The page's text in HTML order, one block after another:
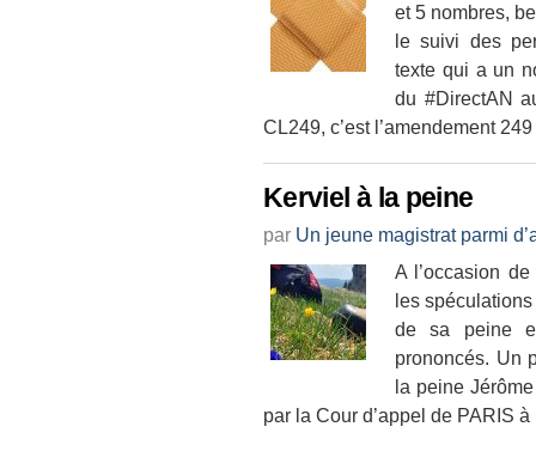
et 5 nombres,
le suivi des
texte qui a un
du #DirectAN
CL249, c’est l’amendement
Kerviel à la peine
par Un jeune magistrat parmi
A l’occasion
les
de sa peine
prononcés. Un
la peine
par la Cour d’appel de PARIS